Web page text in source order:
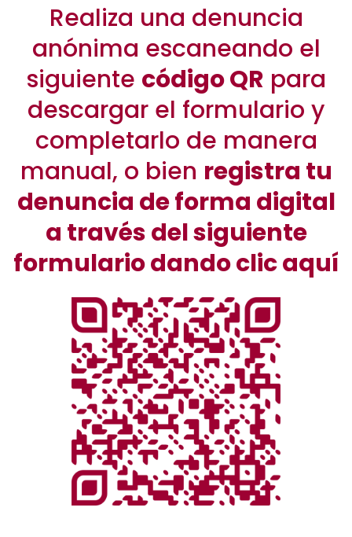
Realiza una denuncia
anónima escaneando el
siguiente código QR para
descargar el formulario y
completarlo de manera
manual, o bien registra tu
denuncia de forma digital
a través del siguiente
formulario dando clicaquí